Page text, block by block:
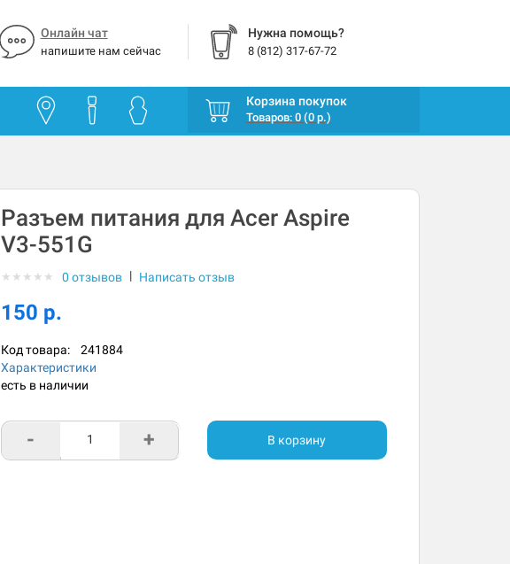
Онлайн чат
напишите нам сейчас
Нужна помощь?
8 (812) 317-67-72
Корзина покупок
Товаров: 0 (0 р.)
Разъем питания для Acer Aspire
V3-551G
★ ★ ★ ★ ★ 0 отзывов | Написать отзыв
150 р.
Код товара: 241884
Характеристики
есть в наличии
- + В корзину